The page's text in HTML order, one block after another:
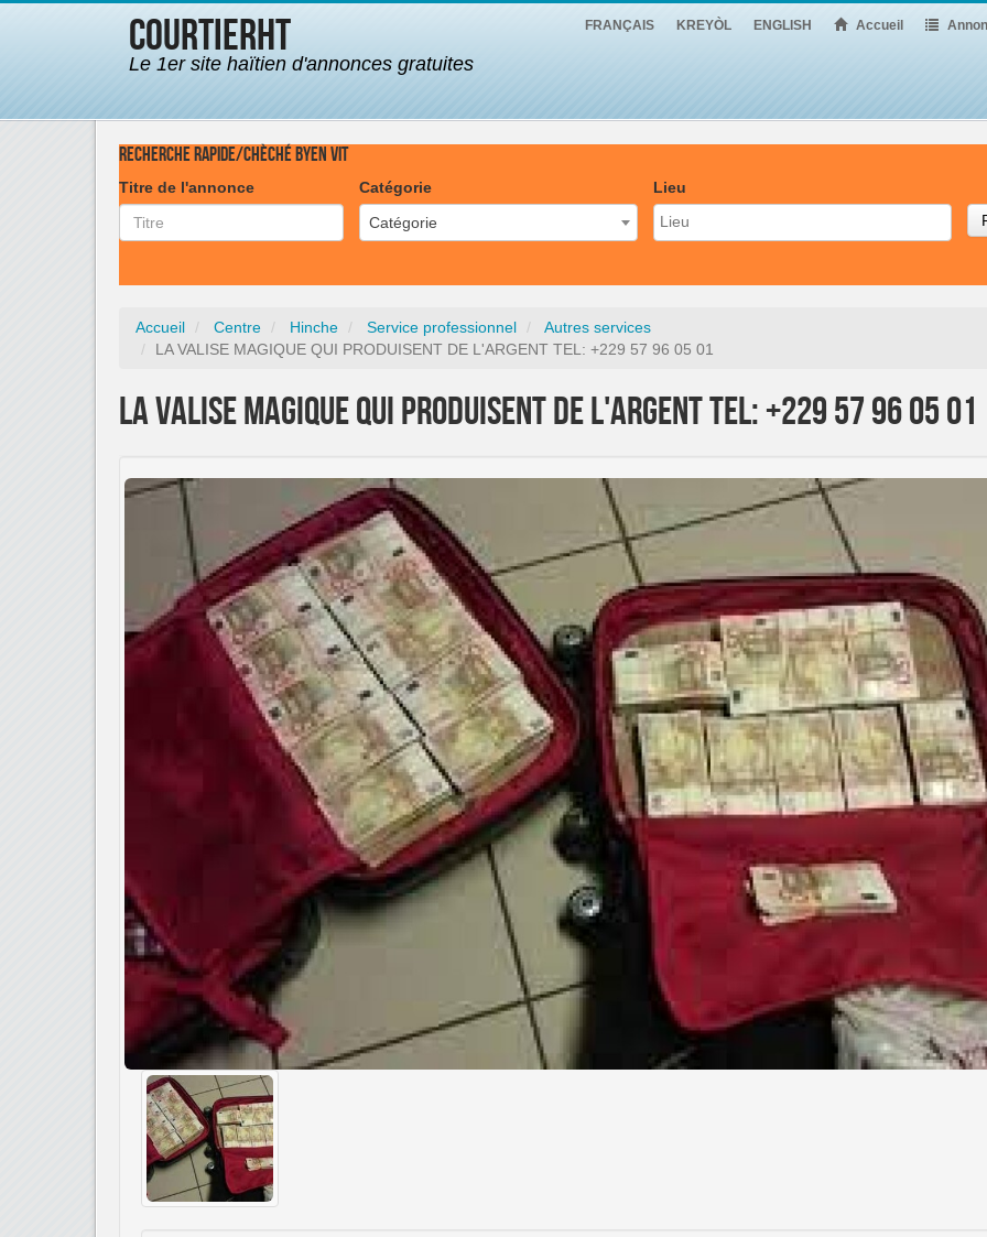
CourtierHT
Le 1er site haïtien d'annonces gratuites
FRANÇAIS KREYÒL ENGLISH Accueil
Recherche rapide/Chèché byen vit
Titre de l'annonce
Catégorie
Catégorie
Lieu
Accueil Centre Hinche Service professionnel
Autres services
LA VALISE MAGIQUE QUI PRODUISENT DE L'ARGENT TEL: +229 57 96 05 01
LA VALISE MAGIQUE QUI PRODUISENT DE L'ARGENT TEL: +229 57 96 05 01